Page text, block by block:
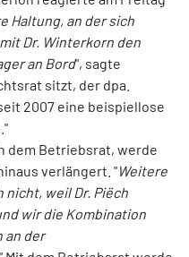
Haltung, an der sich
Dr. Winterkorn den
an Bord", sagte
sitzt, der dpa.
2007 eine beispiellose
dem Betriebsrat, werde
verlängert. "Weitere
weil Dr. Piëch
wir die Kombination
an der